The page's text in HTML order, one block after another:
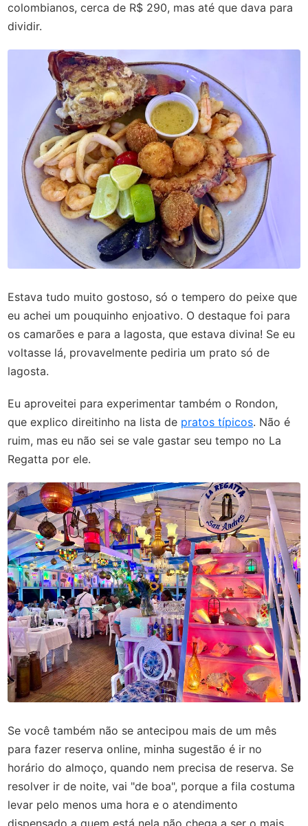
colombianos, cerca de R$ 290, mas até que dava para
dividir.
Estava tudo muito gostoso, só o tempero do peixe que
eu achei um pouquinho enjoativo. O destaque foi para
os camarões e para a lagosta, que estava divina! Se eu
voltasse lá, provavelmente pediria um prato só de
lagosta.
Eu aproveitei para experimentar também o Rondon,
que explico direitinho na lista de pratos típicos. Não é
ruim, mas eu não sei se vale gastar seu tempo no La
Regatta por ele.
Se você também não se antecipou mais de um mês
para fazer reserva online, minha sugestão é ir no
horário do almoço, quando nem precisa de reserva. Se
resolver ir de noite, vai "de boa", porque a fila costuma
levar pelo menos uma hora e o atendimento
dispensado a quem está nela não chega a ser o mais